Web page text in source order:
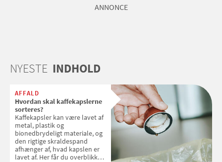
ANNONCE
NYESTE INDHOLD
AFFALD
Hvordan skal kaffekapslerne
sorteres?
Kaffekapsler kan være lavet af
metal, plastik og
bionedbrydeligt materiale, og
den rigtige skraldespand
afhænger af, hvad kapslen er
lavet af. Her får du overblikket